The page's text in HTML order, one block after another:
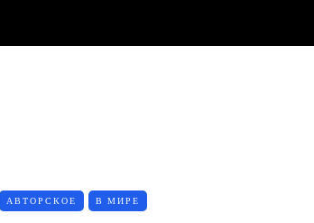
АВТОРСКОЕ В МИРЕ